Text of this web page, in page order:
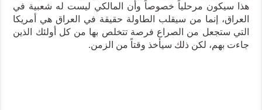
هذا سيكون مرحلياً خصوصاً وأن المالكي ليست له شعبية في
العراق، إنما من سيقلب الطاولة حقيقة في العراق هي أمريكا
التي ستجعل من الصراع فرصة تتخلص بها من كل أولئك الذين
جاءت بهم، لكن ذلك سيأخذ وقتاً من الزمن.